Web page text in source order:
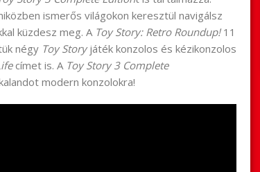
ismerős világokon keresztül navigálsz
küzdesz meg. A Toy Story: Retro Roundup!11
négy Toy Storyjáték konzolos és kézikonzolos
címet is. A Toy Story 3 Complete
modern konzolokra!